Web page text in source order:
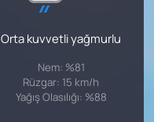
Orta kuvvetli yağmurlu
Nem: %81
Rüzgar: 15 km/h
Yağış Olasılığı: %88